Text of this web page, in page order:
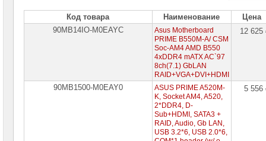
Пассивное
оборудование
Код товара Наименование
Цена
90MB14IO-M0EAYC
Asus Motherboard
PRIME B550M-A/ CSM
Soc-AM4 AMD B550
4xDDR4 mATX AC`97
8ch(7.1) GbLAN
RAID+VGA+DVI+HDMI
12
90MB1500-M0EAY0
ASUS PRIME A520M-
K, Socket AM4, A520,
2*DDR4, D-
Sub+HDMI, SATA3 +
RAID, Audio, Gb LAN,
USB 3.2*6, USB 2.0*6,
5